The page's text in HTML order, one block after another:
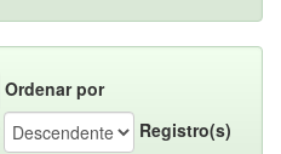
Ordenar por
Registro(s)